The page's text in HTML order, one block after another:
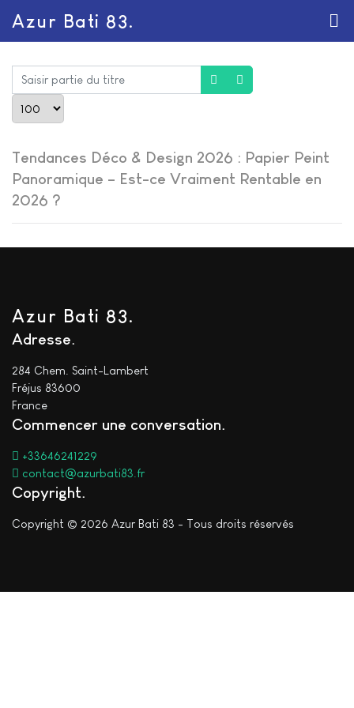
Azur Bati 83.
Saisir partie du titre
Tendances Déco & Design 2026 : Papier Peint
Panoramique – Est-ce Vraiment Rentable en
2026 ?
Azur Bati 83.
Adresse
284 Chem. Saint-Lambert
Fréjus 83600
France
Commencer une conversation
+33646241229
contact@azurbati83.fr
Copyright
Copyright © 2026 Azur Bati 83 - Tous droits réservés